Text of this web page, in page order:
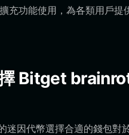
充功能使用，為各類用戶提
Bitget
迷因代幣選擇合適的錢包對